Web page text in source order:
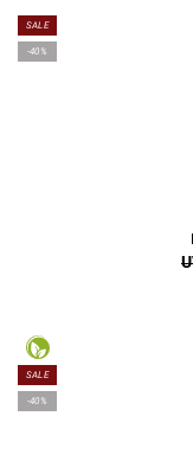
SALE
-40%
SALE
-40%